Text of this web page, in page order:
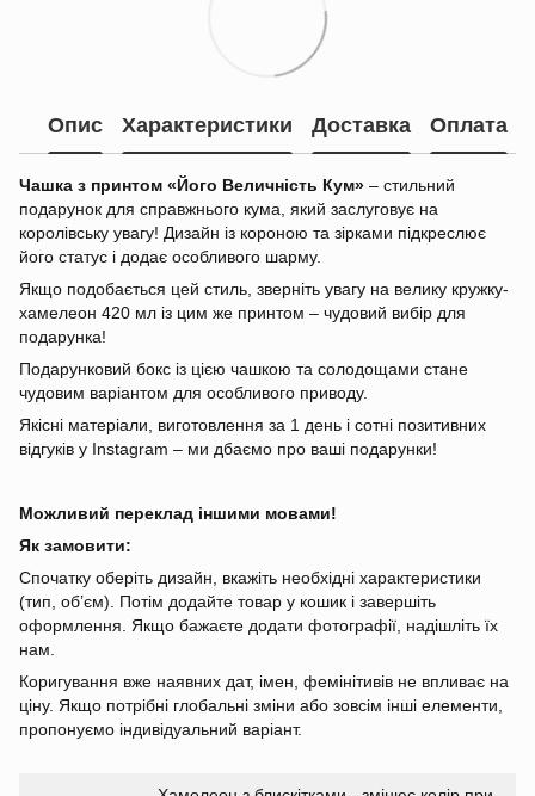
Опис Характеристики Доставка Оплата
Чашка з принтом «Його Величність Кум» – стильний
подарунок для справжнього кума, який заслуговує на
королівську увагу! Дизайн із короною та зірками підкреслює
його статус і додає особливого шарму.
Якщо подобається цей стиль, зверніть увагу на велику кружку-
хамелеон 420 мл із цим же принтом – чудовий вибір для
подарунка!
Подарунковий бокс із цією чашкою та солодощами стане
чудовим варіантом для особливого приводу.
Якісні матеріали, виготовлення за 1 день і сотні позитивних
відгуків у Instagram – ми дбаємо про ваші подарунки!
Можливий переклад іншими мовами!
Як замовити:
Спочатку оберіть дизайн, вкажіть необхідні характеристики
(тип, об’єм). Потім додайте товар у кошик і завершіть
оформлення. Якщо бажаєте додати фотографії, надішліть їх
нам.
Коригування вже наявних дат, імен, фемінітивів не впливає на
ціну. Якщо потрібні глобальні зміни або зовсім інші елементи,
пропонуємо індивідуальний варіант.